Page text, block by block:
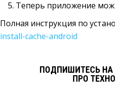
Теперь приложение
Полная инструкция по
install-cache-android
ПОДПИШИТЕСЬ
ПРО